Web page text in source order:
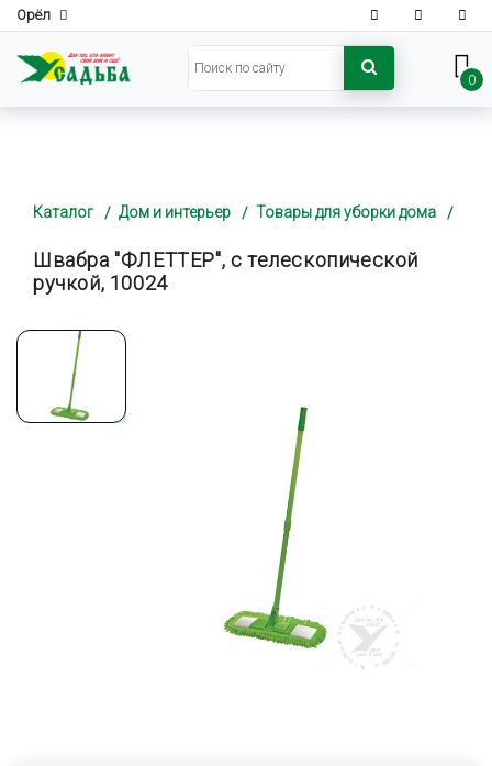
Орёл
0
Каталог Дом и интерьер Товары для уборки дома
Швабра "ФЛЕТТЕР", с телескопической
ручкой, 10024